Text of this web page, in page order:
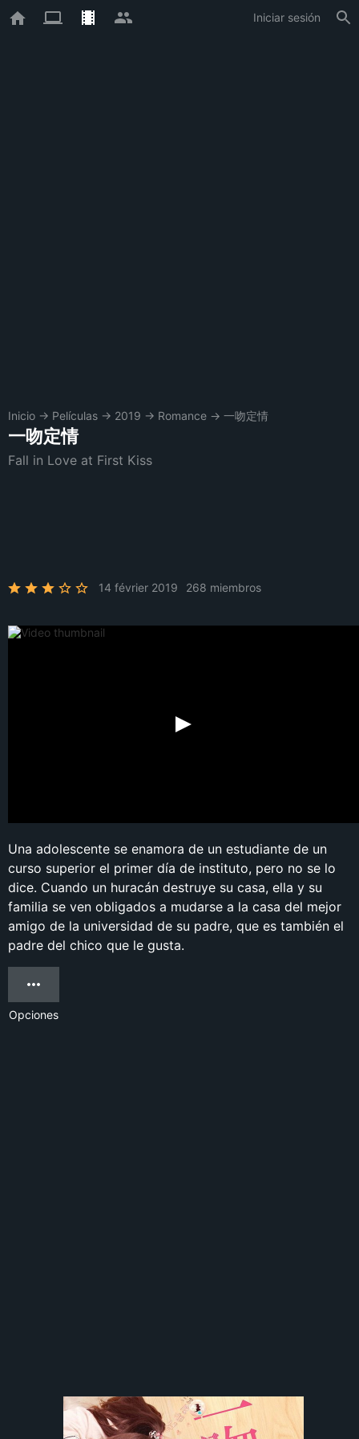
Iniciar sesión
Inicio → Películas → 2019 → Romance → 一吻定情
一吻定情
Fall in Love at First Kiss
14 février 2019 268 miembros
Una adolescente se enamora de un estudiante de un
curso superior el primer día de instituto, pero no se lo
dice. Cuando un huracán destruye su casa, ella y su
familia se ven obligados a mudarse a la casa del mejor
amigo de la universidad de su padre, que es también el
padre del chico que le gusta.
Opciones